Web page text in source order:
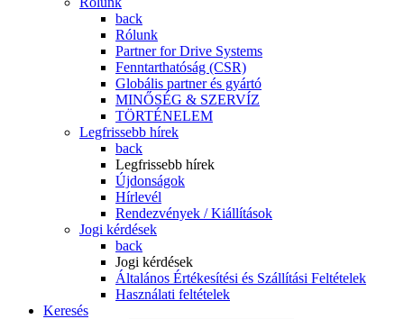
back
Rólunk
Partner for Drive Systems
Fenntarthatóság (CSR)
Globális partner és gyártó
MINŐSÉG & SZERVÍZ
TÖRTÉNELEM
Legfrissebb hírek
back
Legfrissebb hírek
Újdonságok
Hírlevél
Rendezvények / Kiállítások
Jogi kérdések
back
Jogi kérdések
Általános Értékesítési és Szállítási Feltételek
Használati feltételek
Keresés